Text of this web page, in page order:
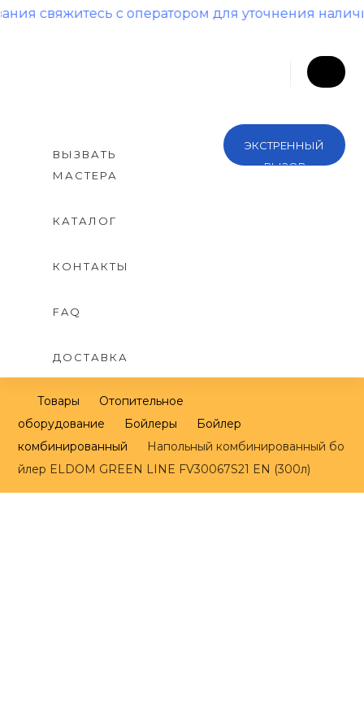
с оператором для уточнения наличия и
ВЫЗВАТЬ
МАСТЕРА
КАТАЛОГ
КОНТАКТЫ
FAQ
ДОСТАВКА
ЭКСТРЕННЫЙ
ВЫЗОВ
Товары
Отопительное
оборудование
Бойлеры
Бойлер
комбинированный
Напольный комбинированный бо
йлер ELDOM GREEN LINE FV30067S21 EN (300л)